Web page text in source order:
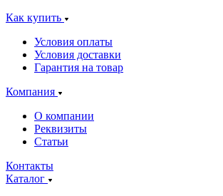
Как купить
Условия оплаты
Условия доставки
Гарантия на товар
Компания
О компании
Реквизиты
Статьи
Контакты
Каталог